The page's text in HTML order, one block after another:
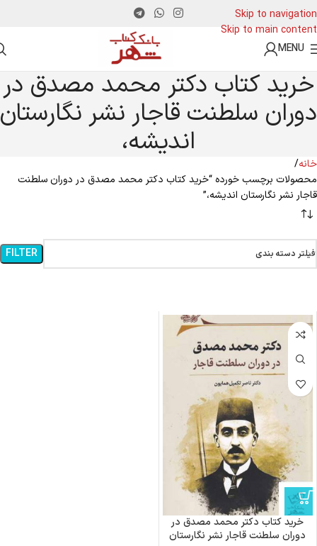
Skip to navigation
Skip to main content
MENU
خرید کتاب دکتر محمد مصدق در
دوران سلطنت قاجار نشر نگارستان
اندیشه،
خانه
محصولات برچسب خورده “خرید کتاب دکتر محمد مصدق در دوران سلطنت
قاجار نشر نگارستان اندیشه،”
فیلتر دسته بندی FILTER
خرید کتاب دکتر محمد مصدق در
دوران سلطنت قاجار نشر نگارستان